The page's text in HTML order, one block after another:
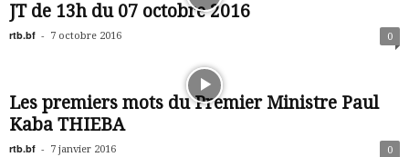
JT de 13h du 07 octobre 2016
rtb.bf - 7 octobre 2016 0
Les premiers mots du Premier Ministre Paul
Kaba THIEBA
rtb.bf - 7 janvier 2016 0